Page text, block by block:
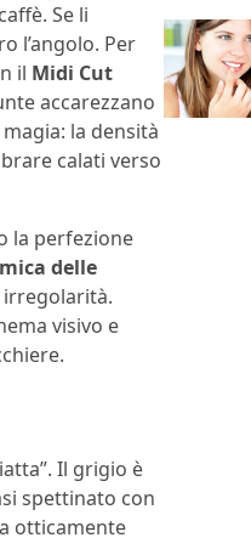
Se li
l’angolo. Per
il Midi Cut
accarezzano
la densità
calati verso
la perfezione
delle
visivo e
Il grigio è
spettinato con
otticamente